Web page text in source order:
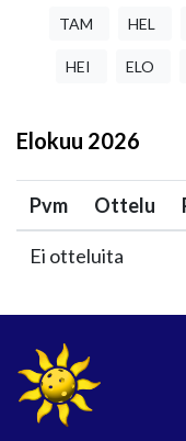
TAM HEL
HEI ELO
Elokuu 2026
Pvm Ottelu
Ei otteluita